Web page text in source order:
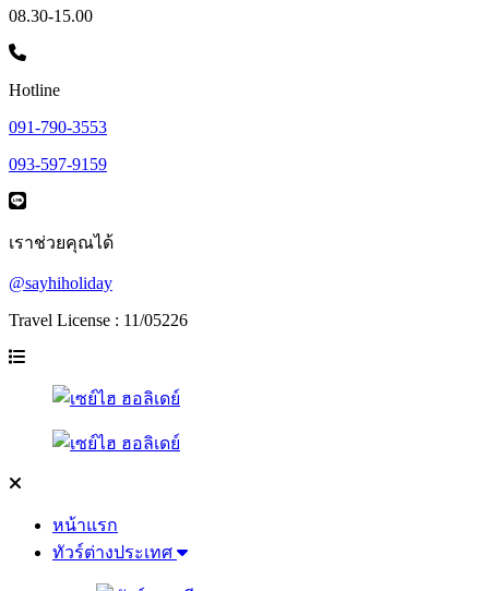
08.30-15.00
Hotline
091-790-3553
093-597-9159
เราช่วยคุณได้
@sayhiholiday
Travel License : 11/05226
หน้าแรก
ทัวร์ต่างประเทศ